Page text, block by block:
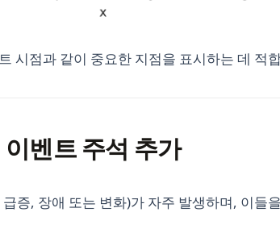
시점과 같이 중요한 지점을 표시하는 데 적
벤트 주석 추가
증, 장애 또는 변화)가 자주 발생하며, 이들